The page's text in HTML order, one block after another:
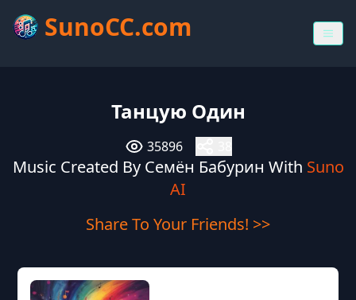
SunoCC.com
Танцую Один
35896
Music Created By Семён Бабурин With Suno
AI
Share To Your Friends! >>